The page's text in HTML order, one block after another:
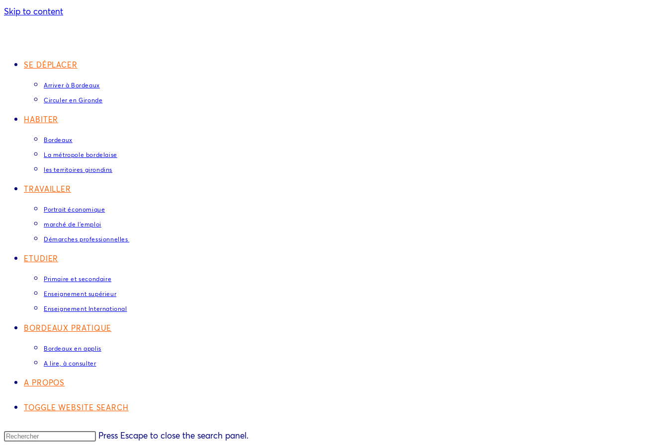
Skip to content
SE DÉPLACER
Arriver à Bordeaux
Circuler en Gironde
HABITER
Bordeaux
La métropole bordelaise
les territoires girondins
TRAVAILLER
Portrait économique
marché de l’emploi
Démarches professionnelles
ETUDIER
Primaire et secondaire
Enseignement supérieur
Enseignement International
BORDEAUX PRATIQUE
Bordeaux en applis
A lire, à consulter
A PROPOS
TOGGLE WEBSITE SEARCH
Press Escape to close the search panel.